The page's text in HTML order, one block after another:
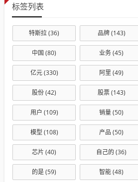
标签列表
特斯拉(36) 品牌(143)
中国 (80) 业务(45)
亿元(330) 阿里 (49)
股份(42) 股票(143)
用户 (109) 销量(50)
模型 (108) 产品 (50)
芯片 (40) 自己的 (36)
的是(59) 智能(48)